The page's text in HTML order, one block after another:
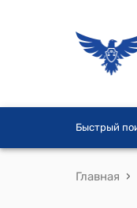
Быстрый
Главная ›